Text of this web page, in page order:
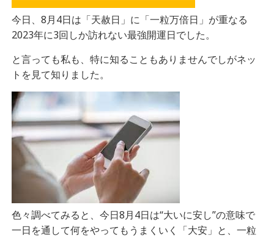
今日、8月4日は「天赦日」に「一粒万倍日」が重なる
2023年に3回しか訪れない最強開運日でした。
と言っても私も、特に知ることもありませんでしがネッ
トを見て知りました。
色々調べてみると、今日8月4日は“大いに安し”の意味で
一日を通して何をやってもうまくいく「大安」と、一粒